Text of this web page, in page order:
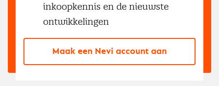
inkoopkennis en de nieuwste
ontwikkelingen
Maak een Nevi account aan